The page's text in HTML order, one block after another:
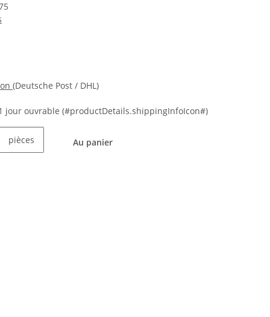
(Deutsche Post / DHL)
jour ouvrable (#productDetails.shippingInfoIcon#)
pièces Au panier